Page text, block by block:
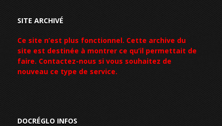
SITE ARCHIVÉ
Ce site n’est plus fonctionnel. Cette archive du
site est destinée à montrer ce qu’il permettait de
faire. Contactez-nous si vous souhaitez de
nouveau ce type de service.
DOCRÉGLO INFOS